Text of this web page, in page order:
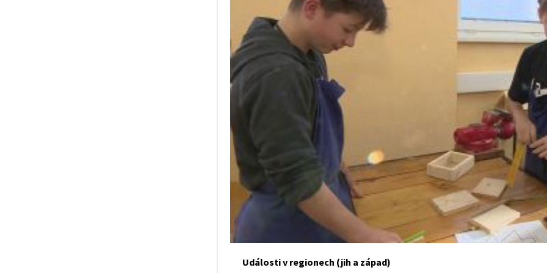
Události v regionech (jih a západ)